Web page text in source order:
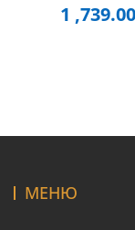
1 ,739.00
МЕНЮ